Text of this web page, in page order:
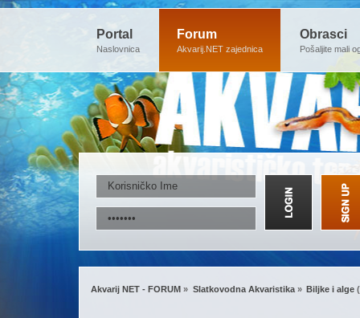
Portal
Naslovnica
Forum
Akvarij.NET zajednica
Obrasci
Pošaljite mali
Akvarij NET - FORUM » Slatkovodna Akvaristika» Biljke i alge